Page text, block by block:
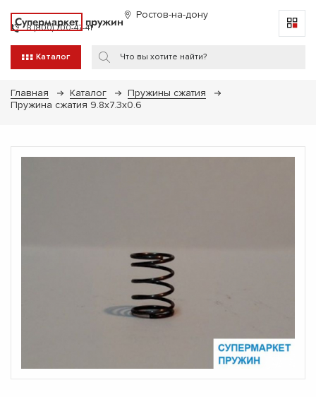
Супермаркет пружин Ростов-на-дону
8 (800) 700-47-41
Каталог
Главная Каталог
Пружины сжатия
Пружина сжатия 9.8х7.3х0.6